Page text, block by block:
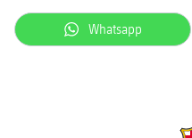
label.aria.whatsapp
Whatsapp